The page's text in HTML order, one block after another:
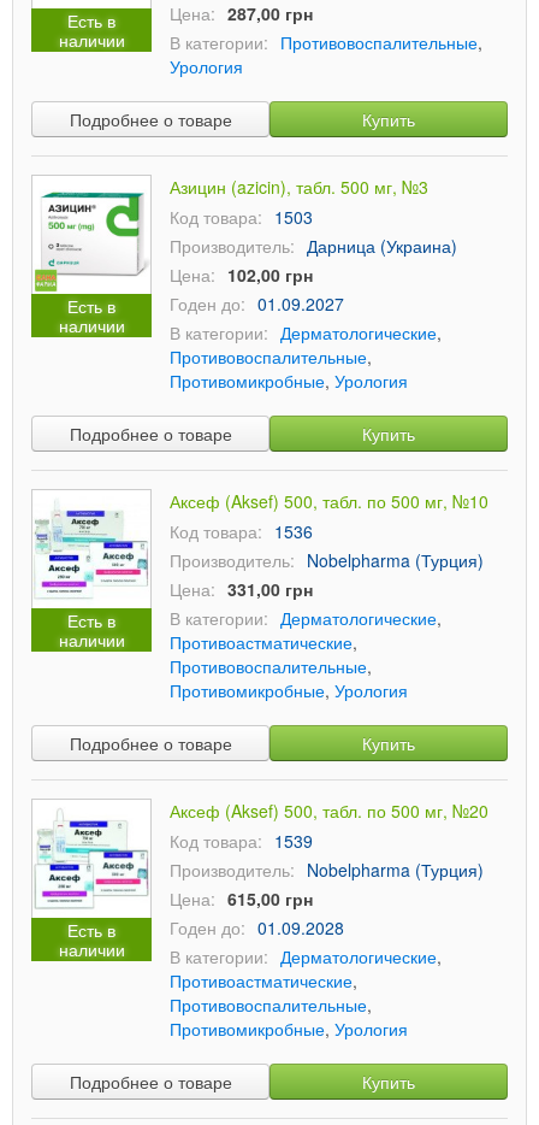
Есть в
наличии
Цена: 287,00 грн
В категории: Противовоспалительные,
Урология
Подробнее о товаре Купить
Есть в
наличии
Азицин (azicin), табл. 500 мг, №3
Код товара: 1503
Производитель: Дарница (Украина)
Цена: 102,00 грн
Годен до: 01.09.2027
В категории: Дерматологические,
Противовоспалительные,
Противомикробные, Урология
Подробнее о товаре Купить
Есть в
наличии
Аксеф (Aksef) 500, табл. по 500 мг, №10
Код товара: 1536
Производитель: Nobelpharma (Турция)
Цена: 331,00 грн
В категории: Дерматологические,
Противоастматические,
Противовоспалительные,
Противомикробные, Урология
Подробнее о товаре Купить
Есть в
наличии
Аксеф (Aksef) 500, табл. по 500 мг, №20
Код товара: 1539
Производитель: Nobelpharma (Турция)
Цена: 615,00 грн
Годен до: 01.09.2028
В категории: Дерматологические,
Противоастматические,
Противовоспалительные,
Противомикробные, Урология
Подробнее о товаре Купить